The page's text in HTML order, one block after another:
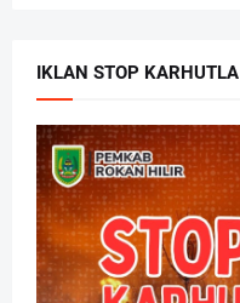
IKLAN STOP KARHUTLA